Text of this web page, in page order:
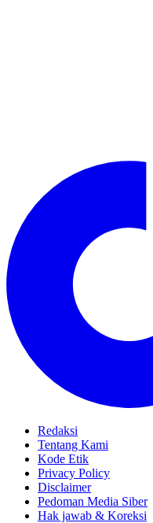
Redaksi
Tentang Kami
Kode Etik
Privacy Policy
Disclaimer
Pedoman Media Siber
Hak jawab & Koreksi